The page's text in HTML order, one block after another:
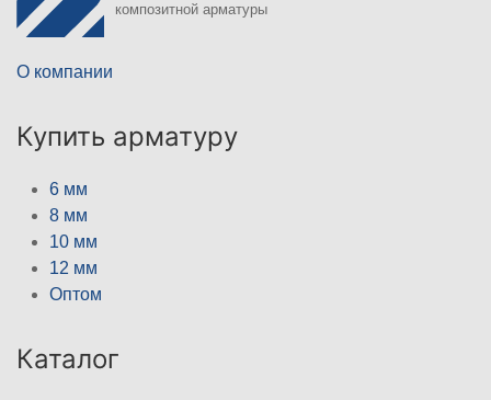
композитной арматуры
О компании
Купить арматуру
6 мм
8 мм
10 мм
12 мм
Оптом
Каталог